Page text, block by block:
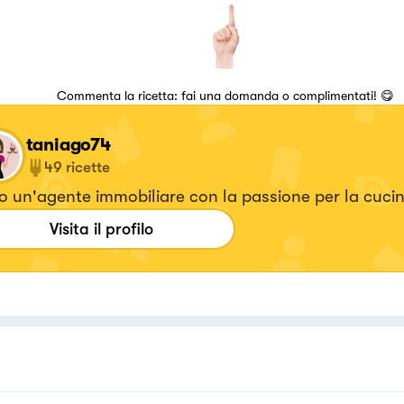
Commenta la ricetta: fai una domanda o complimentati! 😋
taniago74
49 ricette
un'agente immobiliare con la passione per la
Visita il profilo